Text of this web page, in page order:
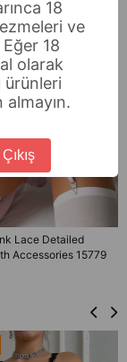
Lace Detailed
Accessories 15779
18
ve
Eğer 18
olarak
Çıkış